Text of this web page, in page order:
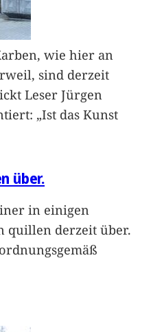
wie hier an
sind derzeit
Leser Jürgen
„Ist das Kunst
über.
in einigen
quillen derzeit über.